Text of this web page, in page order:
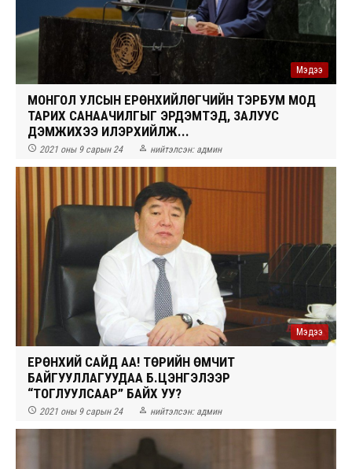
Мэдээ
МОНГОЛ УЛСЫН ЕРӨНХИЙЛӨГЧИЙН ТЭРБУМ МОД
ТАРИХ САНААЧИЛГЫГ ЭРДЭМТЭД, ЗАЛУУС
ДЭМЖИХЭЭ ИЛЭРХИЙЛЖ...
 2021 оны 9 сарын 24  нийтэлсэн: админ
Мэдээ
ЕРӨНХИЙ САЙД АА! ТӨРИЙН ӨМЧИТ
БАЙГУУЛЛАГУУДАА Б.ЦЭНГЭЛЭЭР
“ТОГЛУУЛСААР” БАЙХ УУ?
 2021 оны 9 сарын 24  нийтэлсэн: админ